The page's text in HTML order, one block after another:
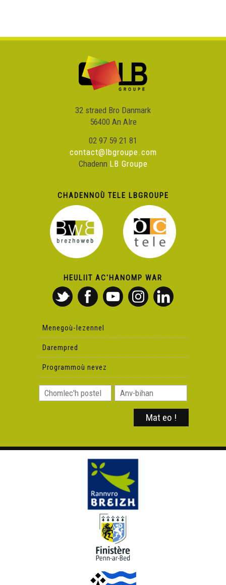
32 straed Bro Danmark
56400 An Alre
02 97 59 21 81
contact@lbgroupe.com
Chadenn LB Groupe
CHADENNOÙ TELE LBGROUPE
HEULIIT AC'HANOMP WAR
Menegoù-lezennel
Darempred
Programmoù nevez